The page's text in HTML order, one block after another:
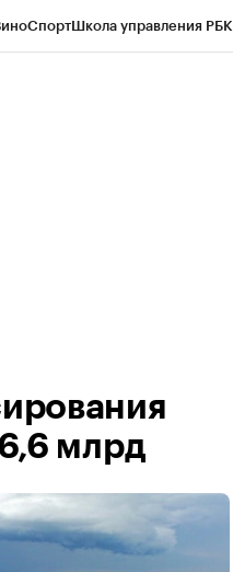
СпортШкола управления РБК
млрд